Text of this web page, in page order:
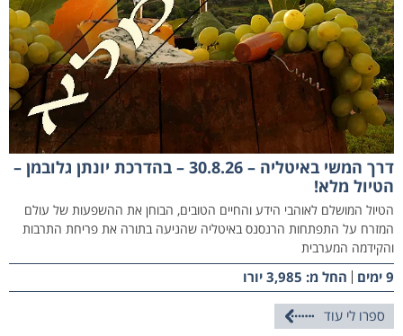
דרך המשי באיטליה – 30.8.26 – בהדרכת יונתן גלובמן –
הטיול מלא!
הטיול המושלם לאוהבי הידע והחיים הטובים, הבוחן את ההשפעות של עולם
המזרח על התפתחות הרנסנס באיטליה שהניעה בתורה את פריחת התרבות
והקידמה המערבית
9 ימים החל מ: 3,985 יורו
ספרו לי עוד